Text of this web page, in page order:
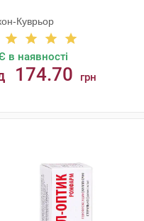
Куврьор
в наявності
174.70 грн